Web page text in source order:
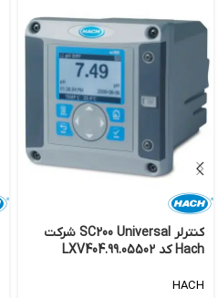
کنترلر SC200 Universal شرکت
Hach کد LXV404.99.05502
HACH